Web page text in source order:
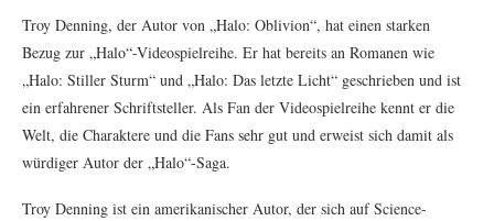
Troy Denning, der Autor von „Halo: Oblivion“, hat einen starken
Bezug zur „Halo“-Videospielreihe. Er hat bereits an Romanen wie
„Halo: Stiller Sturm“ und „Halo: Das letzte Licht“ geschrieben und ist
ein erfahrener Schriftsteller. Als Fan der Videospielreihe kennt er die
Welt, die Charaktere und die Fans sehr gut und erweist sich damit als
würdiger Autor der „Halo“-Saga.
Troy Denning ist ein amerikanischer Autor, der sich auf Science-